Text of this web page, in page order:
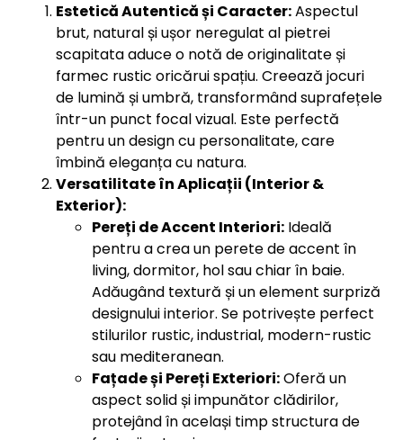
Estetică Autentică și Caracter:Aspectul
brut, natural și ușor neregulat al pietrei
scapitata aduce o notă de originalitate și
farmec rustic oricărui spațiu. Creează jocuri
de lumină și umbră, transformând suprafețele
într-un punct focal vizual. Este perfectă
pentru un design cu personalitate, care
îmbină eleganța cu natura.
Versatilitate în Aplicații (Interior &
Exterior):
Pereți de Accent Interiori: Ideală
pentru a crea un perete de accent în
living, dormitor, hol sau chiar în baie.
Adăugând textură și un element surpriză
designului interior. Se potrivește perfect
stilurilor rustic, industrial, modern-rustic
sau mediteranean.
Fațade și Pereți Exteriori:Oferă un
aspect solid și impunător clădirilor,
protejând în același timp structura de